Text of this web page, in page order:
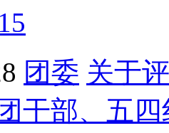
团委 关于
干部、五